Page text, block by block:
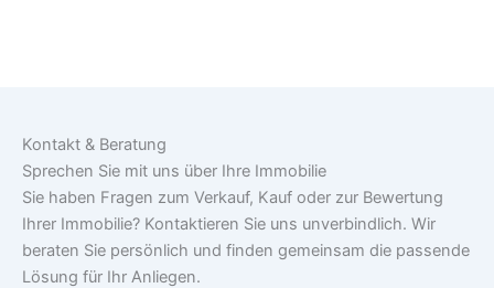
Kontakt & Beratung
Sprechen Sie mit uns über Ihre Immobilie
Sie haben Fragen zum Verkauf, Kauf oder zur Bewertung
Ihrer Immobilie? Kontaktieren Sie uns unverbindlich. Wir
beraten Sie persönlich und finden gemeinsam die passende
Lösung für Ihr Anliegen.